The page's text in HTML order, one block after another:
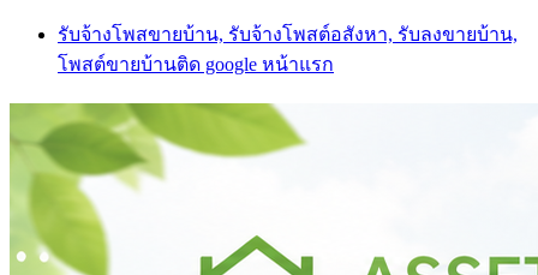
Skip
content
รับจ้างโพสขายบ้าน, รับจ้างโพสต์อสังหา, รับลงขายบ้าน,
โพสต์ขายบ้านติด google หน้าแรก